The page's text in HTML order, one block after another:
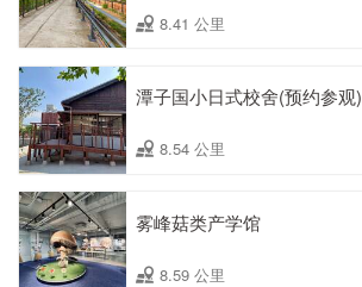
8.41 公里
潭子国小日式校舍(预约参观)
8.54 公里
雾峰菇类产学馆
8.59 公里